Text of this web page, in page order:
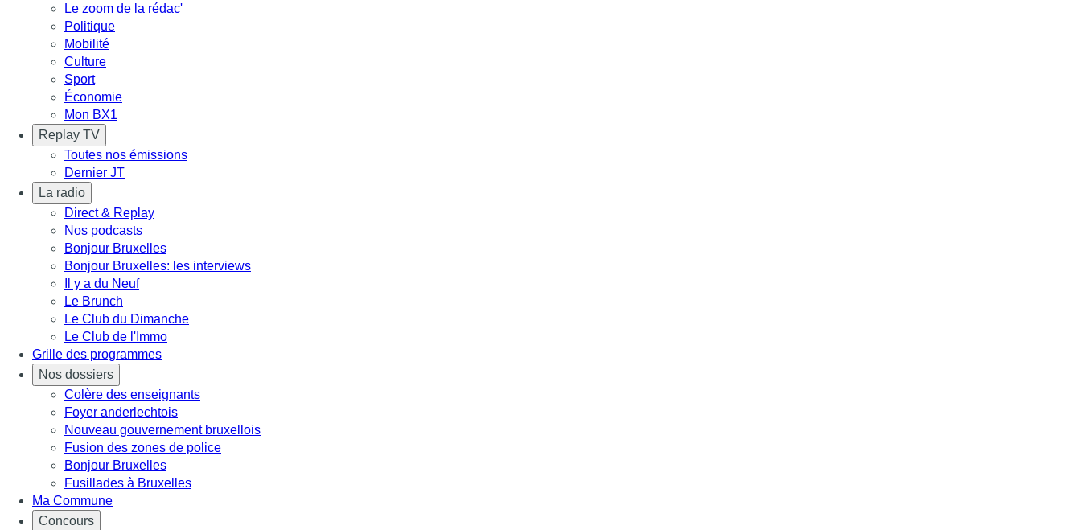
Le zoom de la rédac'
Politique
Mobilité
Culture
Sport
Économie
Mon BX1
Replay TV
Toutes nos émissions
Dernier JT
La radio
Direct & Replay
Nos podcasts
Bonjour Bruxelles
Bonjour Bruxelles: les interviews
Il y a du Neuf
Le Brunch
Le Club du Dimanche
Le Club de l'Immo
Grille des programmes
Nos dossiers
Colère des enseignants
Foyer anderlechtois
Nouveau gouvernement bruxellois
Fusion des zones de police
Bonjour Bruxelles
Fusillades à Bruxelles
Ma Commune
Concours